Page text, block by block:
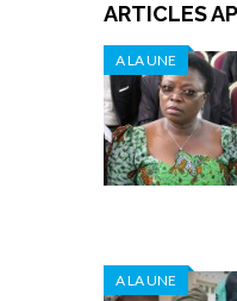
ARTICLES
A LA UNE
A LA UNE